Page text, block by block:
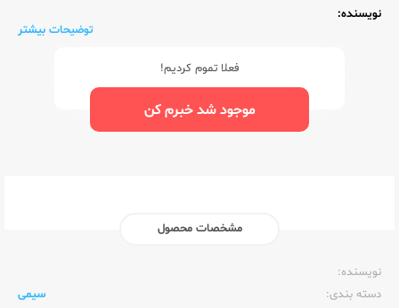
نویسنده:
توضیحات بیشتر
فعلا تموم کردیم!
موجود شد خبرم کن
مشخصات محصول
نویسنده:‌
دسته بندی:
سیمی